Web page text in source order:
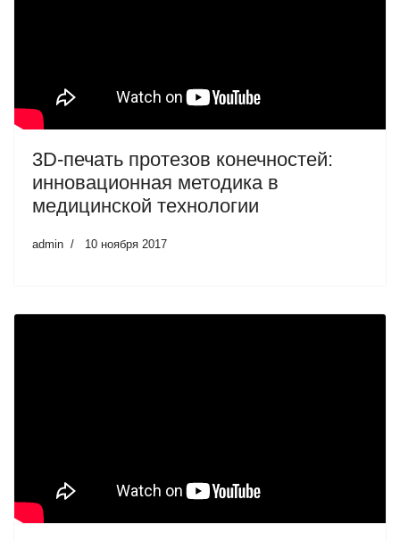
3D-печать протезов конечностей:
инновационная методика в
медицинской технологии
admin 10 ноября 2017